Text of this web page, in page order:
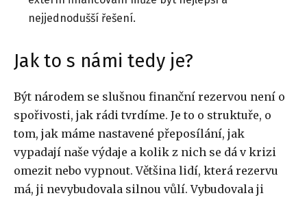
nejjednodušší řešení.
Jak to s námi tedy je?
Být národem se slušnou finanční rezervou není o
spořivosti, jak rádi tvrdíme. Je to o struktuře, o
tom, jak máme nastavené přeposílání, jak
vypadají naše výdaje a kolik z nich se dá v krizi
omezit nebo vypnout. Většina lidí, která rezervu
má, ji nevybudovala silnou vůlí. Vybudovala ji